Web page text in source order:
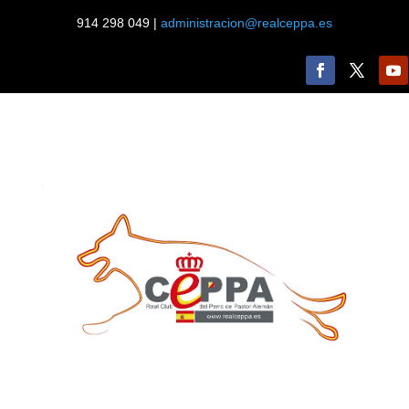
914 298 049 | administracion@realceppa.es